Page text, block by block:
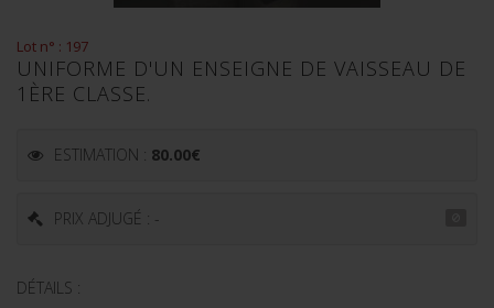
Lot n° : 197
UNIFORME D'UN ENSEIGNE DE VAISSEAU DE
1ÈRE CLASSE.
ESTIMATION : 80.00€
PRIX ADJUGÉ : -
DÉTAILS :